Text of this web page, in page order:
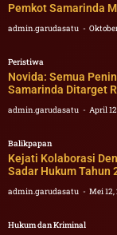
Pemkot Samarinda
admin.garudasatu
Peristiwa
Novida: Semua
Samarinda Ditarget
admin.garudasatu April
Balikpapan
Kejati Kolaborasi
Sadar Hukum Tahun
admin.garudasatu Mei 12,
Hukum dan Kriminal